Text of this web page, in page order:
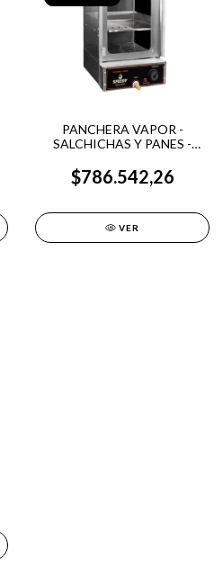
PANCHERA VAPOR -
SALCHICHAS Y PANES -
$786.542,26
VER